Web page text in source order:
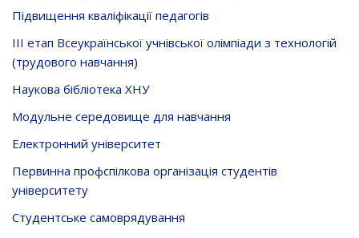
Підвищення кваліфікації педагогів
ІІІ етап Всеукраїнської учнівської олімпіади з технологій
(трудового навчання)
Наукова бібліотека ХНУ
Модульне середовище для навчання
Електронний університет
Первинна профспілкова організація студентів
університету
Студентське самоврядування